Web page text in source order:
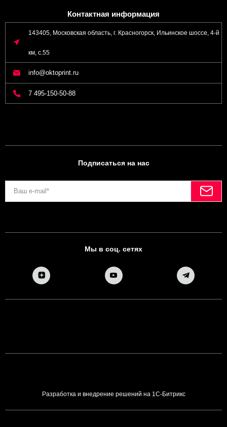
Контактная информация
143405, Московская область, г. Красногорск, Ильинское шоссе, 4-й
км, с.55
info@oktoprint.ru
7 495-150-50-88
Подписаться на нас
Мы в соц. сетях
Разработка и внедрение решений на 1С-Битрикс